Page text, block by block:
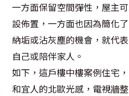
一方面保留空間彈性，屋主
設佈置，一方面也因為簡化
納垢或沾灰塵的機會，就代
自己或陪伴家人。
如下，這戶樓中樓案例住宅
和宜人的北歐光感，電視牆